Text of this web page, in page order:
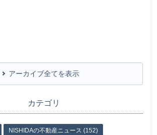
アーカイブ全てを表示
カテゴリ
NISHIDAの不動産ニュース (152)